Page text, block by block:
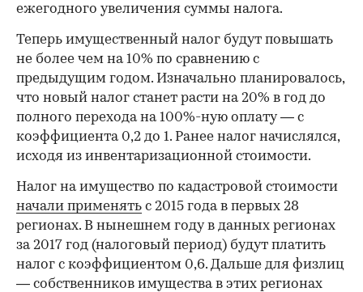
ежегодного увеличения суммы налога.
Теперь имущественный налог будут повышать
не более чем на 10% по сравнению с
предыдущим годом. Изначально планировалось,
что новый налог станет расти на 20% в год до
полного перехода на 100%-ную оплату — с
коэффициента 0,2 до 1. Ранее налог начислялся,
исходя из инвентаризационной стоимости.
Налог на имущество по кадастровой стоимости
начали применять с 2015 года в первых 28
регионах. В нынешнем году в данных регионах
за 2017 год (налоговый период) будут платить
налог с коэффициентом 0,6. Дальше для физлиц
— собственников имущества в этих регионах